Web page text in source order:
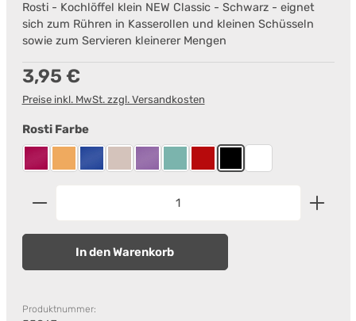
Rosti - Kochlöffel klein NEW Classic - Schwarz - eignet
sich zum Rühren in Kasserollen und kleinen Schüsseln
sowie zum Servieren kleinerer Mengen
Regulärer Preis:
3,95 €
Preise inkl. MwSt. zzgl. Versandkosten
Rosti Farbeauswählen
Beetroot
CurryElectric blue
HumusLavenderNordic Green
Rot Schwarz
Weiß
Produkt Anzahl: Gib den gewünschten Wert ein
In den Warenkorb
Produktnummer: